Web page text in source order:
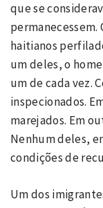
que se
permanecessem.
haitianos
um deles, o
um de cada vez.
inspecionados.
marejados. Em
Nenhum deles,
condições de
Um dos